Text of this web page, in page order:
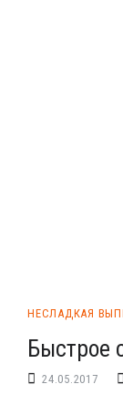
НЕСЛАДКАЯ
Быстрое
24.05.2017